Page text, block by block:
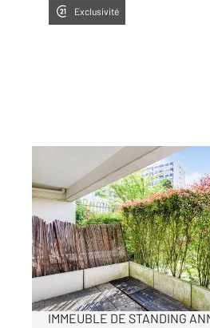
Exclusivité
PARIS 75020
43 m2 , 2 pièces
Ref : 11558
Appartement F2 à
330 000 €
BEAU STUDIO AVEC
IMMEUBLE DE STANDING